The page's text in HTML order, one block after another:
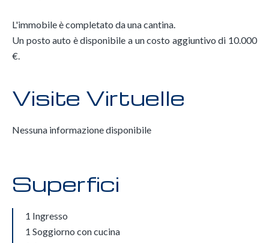
L'immobile è completato da una cantina.
Un posto auto è disponibile a un costo aggiuntivo di 10.000
€.
Visite Virtuelle
Nessuna informazione disponibile
Superfici
1 Ingresso
1 Soggiorno con cucina